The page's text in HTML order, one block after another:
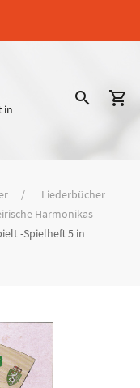
in
search shopping_cart
Liederbücher
Harmonikas
-Spielheft 5 in